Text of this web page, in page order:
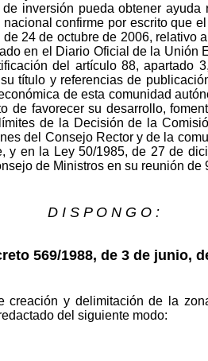
inversión pueda obtener
confirme por escrito que
24 de octubre de 2006, relativo
en el Diario Oficial de la Unión
del artículo 88, apartado
título y referencias de
de esta comunidad
de favorecer su desarrollo,
de la Decisión de la
del Consejo Rector y de la
y en la Ley 50/1985, de 27 de
de Ministros en su reunión de
D I S P O N G O :
569/1988, de 3 de junio,
y delimitación de la
del siguiente modo: